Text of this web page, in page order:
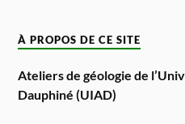
À PROPOS DE CE SITE
Ateliers de géologie de
Dauphiné (UIAD)